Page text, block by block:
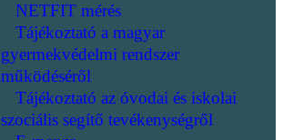
NETFIT mérés
Tájékoztató a magyar
gyermekvédelmi rendszer
működéséről
Tájékoztató az óvodai és iskolai
szociális segítő tevékenységről